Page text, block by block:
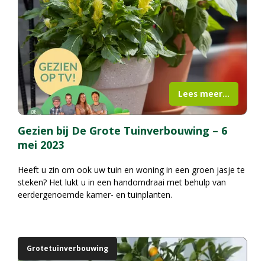
Gezien bij De Grote Tuinverbouwing – 6
mei 2023
Heeft u zin om ook uw tuin en woning in een groen jasje te
steken? Het lukt u in een handomdraai met behulp van
eerdergenoemde kamer- en tuinplanten.
Lees meer...
Grotetuinverbouwing